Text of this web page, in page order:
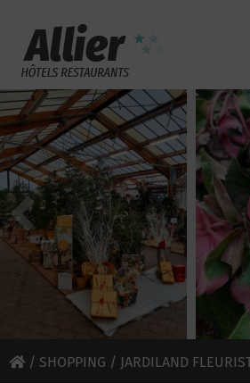
/ SHOPPING / JARDILAND